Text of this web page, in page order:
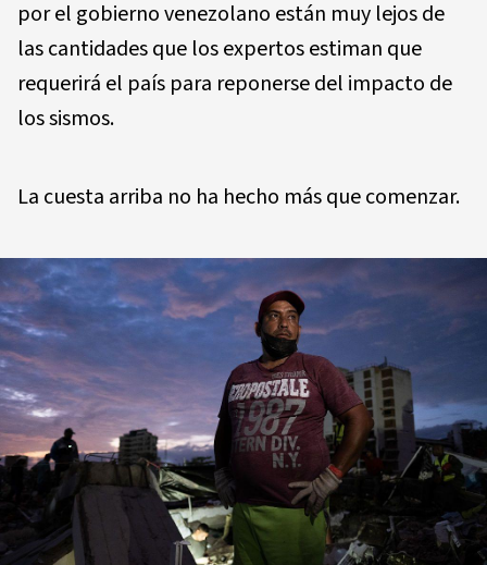
por el gobierno venezolano están muy lejos de
las cantidades que los expertos estiman que
requerirá el país para reponerse del impacto de
los sismos.
La cuesta arriba no ha hecho más que comenzar.